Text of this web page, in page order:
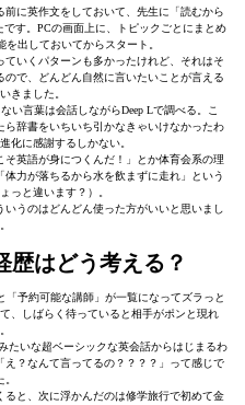
に英作文をしておいて、先生に「読むから
す。PCの画面上に、トピックごとにまとめ
を出しておいてからスタート。
いくパターンも多かったけれど、それはそ
で、どんどん自然に言いたいことが言える
きました。
い言葉は会話しながらDeep Lで調べる。こ
辞書をいちいち引かなきゃいけなかったわ
化に感謝するしかない。
英語が身につくんだ！」とか体育会系の理
力が落ちるから水を飲まずに走れ」という
っと違います？）。
うのはどんどん使った方がいいと思いまし
歴はどう考える？
予約可能な講師」が一覧になってズラっと
、しばらく待っていると相手がポンと現れ
みたいな超ベーシックな英会話からはじまるわ
？なんて言ってるの？？？？」って感じで
。
と、次に浮かんだのは修学旅行で初めて金